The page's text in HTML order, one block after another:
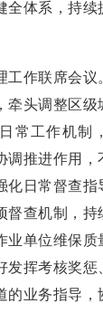
体系，持续
作联席会议
牵头调整区级
常工作机制
调推进作用，
化日常督查指
督查机制，持
业单位维保质
发挥考核奖惩
的业务指导，